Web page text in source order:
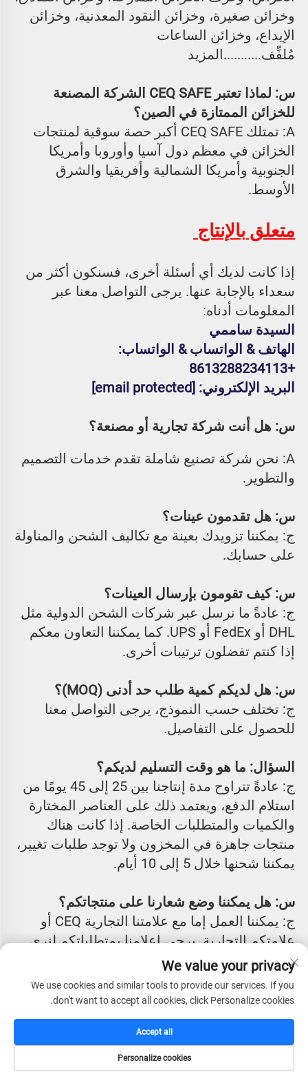
الإيداع، وخزائن الساعات
مُلفِّف...........المزيد
للخزائن الممتازة في الصين؟
الأوسط.
متعلق بالإنتاج
المعلومات أدناه:
السيدة ساممي
+8613288234113
البريد الإلكتروني: [email protected]
س: هل أنت شركة تجارية أو مصنعة؟
والتطوير.
س: هل تقدمون عينات؟
على حسابك.
س: كيف تقومون بإرسال العينات؟
إذا كنتم تفضلون ترتيبات أخرى.
س: هل لديكم كمية طلب حد أدنى (MOQ)؟
للحصول على التفاصيل.
السؤال: ما هو وقت التسليم لديكم؟
يمكننا شحنها خلال 5 إلى 10 أيام.
س: هل يمكننا وضع شعارنا على منتجاتكم؟
علامتكم التجارية. يرجى إعلامنا بمتطلباتكم لنرى
كيف يمكننا المساعدة.
س: هل تقدمون ضمانًا للمنتج؟
ج: نقدم ضمانًا محدودًا مجانيًا مدته سنتان.
س: ما هي شروط الدفع الخاصة بك؟
ج: يمكننا العمل مع خطاب اعتماد أو دفع 30٪ من
We value your privacy
We use cookies and similar tools to provide our services. If you
don't want to accept all cookies, click Personalize cookies.
Personalize cookies
Accept all